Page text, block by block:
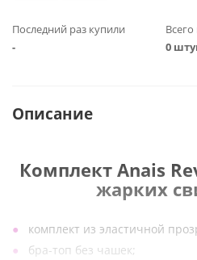
Последний раз купили
-
0
Описание
Комплект Anais
жарких
комплект из эластичной
бра-топ без чашек;